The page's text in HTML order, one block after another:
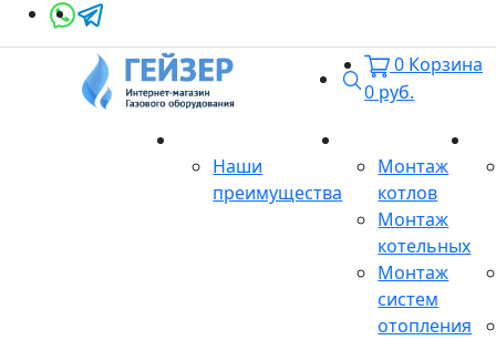
Поиск
0 Корзина
0 руб.
Наши
преимущества
Монтаж
котлов
Монтаж
котельных
Монтаж
систем
отопления